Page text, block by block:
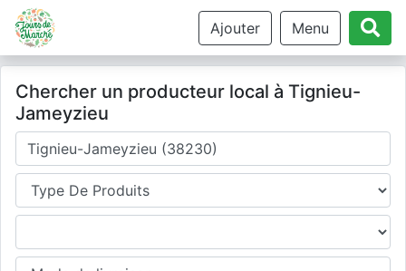
Ajouter Menu
Chercher un producteur local à Tignieu-
Jameyzieu
Où cherchez-vous un producteur ?
Type de produits
Produits
Mode de livraison